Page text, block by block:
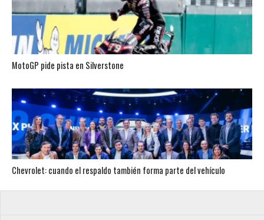
MotoGP pide pista en Silverstone
Chevrolet: cuando el respaldo también forma parte del vehículo